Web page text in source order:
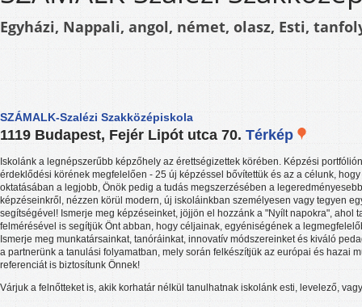
Egyházi, Nappali, angol, német, olasz, Esti,
SZÁMALK-Szalézi Szakközépiskola
1119 Budapest, Fejér Lipót utca 70. Térkép
Iskolánk a legnépszerűbb képzőhely az érettségizettek körében. Képzési
érdeklődési körének megfelelően - 25 új képzéssel bővítettük és az a célunk,
oktatásában a legjobb, Önök pedig a tudás megszerzésében a
képzéseinkről, nézzen körül modern, új iskoláinkban személyesen vagy tegyen
segítségével! Ismerje meg képzéseinket, jöjjön el hozzánk a "Nyílt napokra", ahol
felmérésével is segítjük Önt abban, hogy céljainak, egyéniségének a
Ismerje meg munkatársainkat, tanóráinkat, innovatív módszereinket és kiváló
a partnerünk a tanulási folyamatban, mely során felkészítjük az európai és hazai
referenciát is biztosítunk Önnek!
Várjuk a felnőtteket is, akik korhatár nélkül tanulhatnak iskolánk esti, levelező,